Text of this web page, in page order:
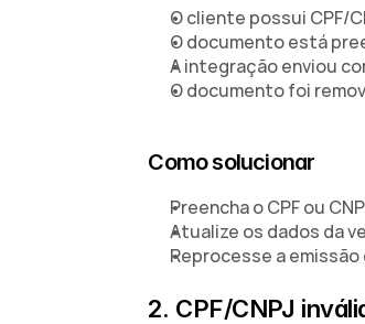
O cliente possui CPF/
O documento está
A integração enviou
O documento foi
Como solucionar
Preencha o CPF ou
Atualize os dados da
Reprocesse a
2. CPF/CNPJ